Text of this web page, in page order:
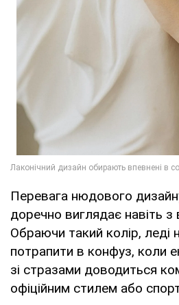
Перевага нюдового
доречно виглядає навіть
Обраючи такий колір, леді
потрапити в конфуз, коли
зі стразами доводиться
офіційним стилем або